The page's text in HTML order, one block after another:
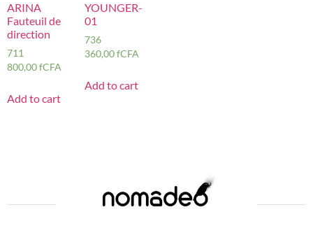
ARINA
Fauteuil de
direction
711
800,00fCFA
Add to cart
YOUNGER-
01
736
360,00fCFA
Add to cart